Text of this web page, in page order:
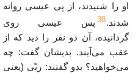
او را شنیدند، از پی عیسی روانه
شدند.38 پس عیسی روی
گردانیده، آن دو نفر را دید که از
عقب می‌آیند. بدیشان گفت: چه
می‌خواهید؟ بدو گفتند: ربّی (یعنی